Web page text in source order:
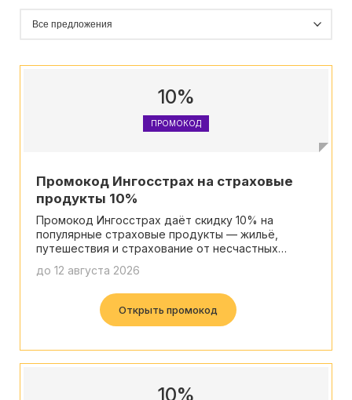
10%
ПРОМОКОД
Промокод Ингосстрах на страховые
продукты 10%
Промокод Ингосстрах даёт скидку 10% на
популярные страховые продукты — жильё,
путешествия и страхование от несчастных
активаций ограничено, успей воспользоваться!
до 12 августа 2026
Открыть промокод
10%